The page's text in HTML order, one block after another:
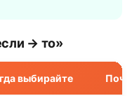
→ то»
выбирайте